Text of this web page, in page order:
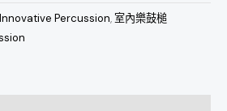
Innovative Percussion, 室內樂鼓槌